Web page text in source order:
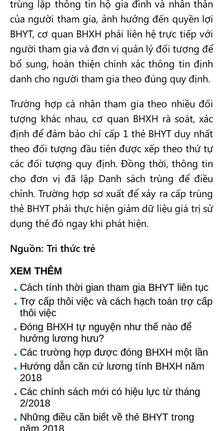
trùng lặp thông tin hộ gia đình và nhân thân
của người tham gia, ảnh hưởng đến quyền lợi
BHYT, cơ quan BHXH phải liên hệ trực tiếp với
người tham gia và đơn vị quản lý đối tượng để
bổ sung, hoàn thiện chính xác thông tin định
danh cho người tham gia theo đúng quy định.
Trường hợp cá nhân tham gia theo nhiều đối
tượng khác nhau, cơ quan BHXH rà soát, xác
định để đảm bảo chỉ cấp 1 thẻ BHYT duy nhất
theo đối tượng đầu tiên được xếp theo thứ tự
các đối tượng quy định. Đồng thời, thông tin
cho đơn vị đã lập Danh sách trùng để điều
chỉnh. Trường hợp sơ xuất để xảy ra cấp trùng
thẻ BHYT phải thực hiện giảm dữ liệu giá trị sử
dụng thẻ đó ngay khi phát hiện.
Nguồn: Tri thức trẻ
XEM THÊM
Cách tính thời gian tham gia BHYT liên tục
Trợ cấp thôi việc và cách hạch toán trợ cấp
thôi việc
Đóng BHXH tự nguyện như thế nào để
hưởng lương hưu?
Các trường hợp được đóng BHXH một lần
Hướng dẫn căn cứ lương tính BHXH năm
2018
Các chính sách mới có hiệu lực từ tháng
2/2018
Những điều cần biết về thẻ BHYT trong
năm 2018